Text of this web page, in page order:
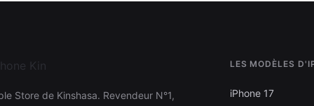
Store de Kinshasa. Revendeur N°1,
LES MODÈLES
iPhone 17